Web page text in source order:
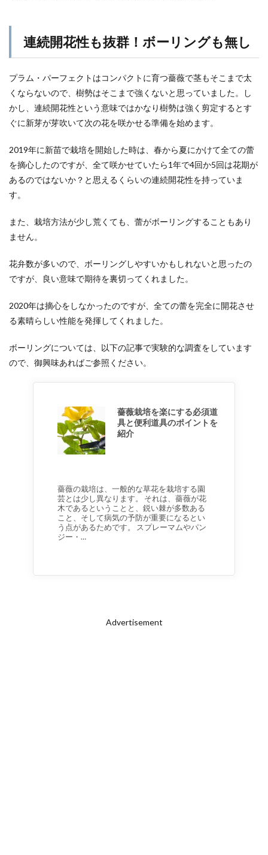
連続開花性も抜群！ボーリングも無し
プラム・パーフェクトはコンパクトに育つ薔薇で茎もそこまで太
くならないので、樹勢はそこまで強くないと思っていました。し
かし、連続開花性という意味ではかなり樹勢は強く剪定するとす
ぐに新芽が芽吹いて次の花を咲かせる準備を始めます。
2019年に新苗で栽培を開始した時は、春から夏にかけて全ての蕾
を摘心したのですが、全て咲かせていたら1年で4回か5回は花期が
あるのではないか？と思えるくらいの連続開花性を持っていま
す。
また、栽培方法が少し荒くても、蕾がボーリングすることもあり
ません。
花弁数が多いので、ボーリングしやすいかもしれないと思ったの
ですが、良い意味で期待を裏切ってくれました。
2020年は摘心をしなかったのですが、全ての蕾を完全に開花させ
る素晴らしい性能を発揮してくれました。
ボーリングについては、以下の記事で実験的な調査をしています
ので、御興味あればご参照ください。
薔薇栽培を楽にする必須道
具と便利道具のポイントを
紹介
薔薇の栽培は、一般的な草花を栽培する園
芸とは少し異なります。 それは、薔薇が花
木であるということと、鋭い棘が多数ある
こと、そして病気の予防が重要になるとい
う点があるためです。 スプレーマムやパン
ジー・…
Advertisement